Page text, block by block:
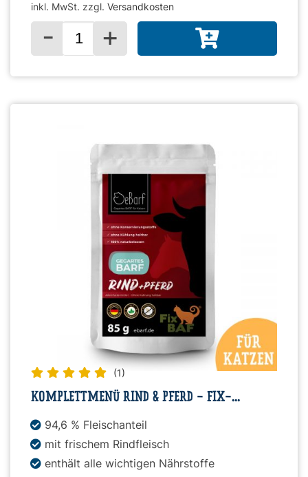
inkl. MwSt. zzgl. Versandkosten
- +
(1)
KOMPLETTMENÜ RIND & PFERD - FIX-...
94,6 % Fleischanteil
mit frischem Rindfleisch
enthält alle wichtigen Nährstoffe